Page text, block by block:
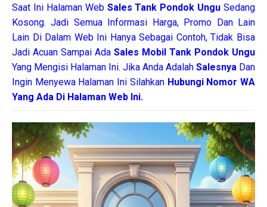
Saat Ini Halaman Web Sales Tank Pondok Ungu Sedang
Kosong. Jadi Semua Informasi Harga, Promo Dan Lain
Lain Di Dalam Web Ini Hanya Sebagai Contoh, Tidak Bisa
Jadi Acuan Sampai Ada Sales Mobil Tank Pondok Ungu
Yang Mengisi Halaman Ini. Jika Anda Adalah Salesnya Dan
Ingin Menyewa Halaman Ini Silahkan Hubungi Nomor WA
Yang Ada Di Halaman Web Ini.